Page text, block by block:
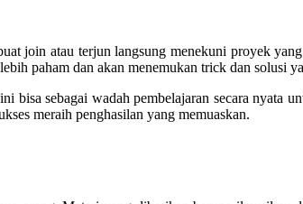
join atau terjun langsung menekuni proyek
paham dan akan menemukan trick dan solusi
sebagai wadah pembelajaran secara nyata
meraih penghasilan yang memuaskan.